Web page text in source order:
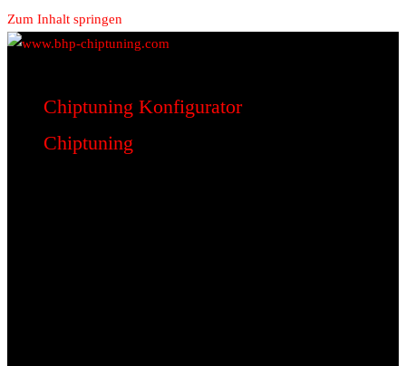
Zum Inhalt springen
www.bhp-chiptuning.com
BHP Motorsport
Chiptuning Konfigurator
Chiptuning